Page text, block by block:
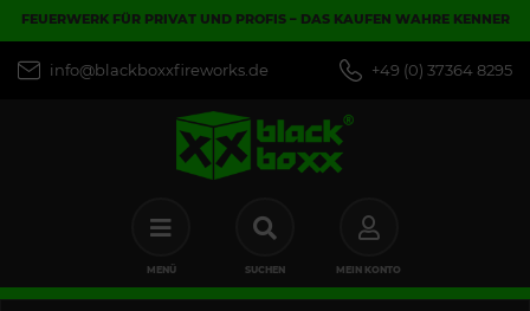
FEUERWERK FÜR PRIVAT UND PROFIS – DAS KAUFEN WAHRE KENNER
info@blackboxxfireworks.de +49 (0) 37364 8295
MENÜ SUCHEN MEIN KONTO